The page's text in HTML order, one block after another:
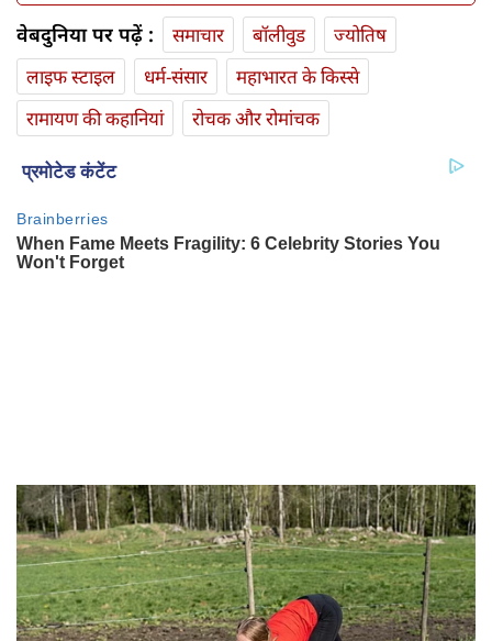
वेबदुनिया पर पढ़ें : समाचार बॉलीवुड
ज्योतिष
लाइफ स्‍टाइल
धर्म-संसार
महाभारत के किस्से
रामायण की कहानियां
रोचक और रोमांचक